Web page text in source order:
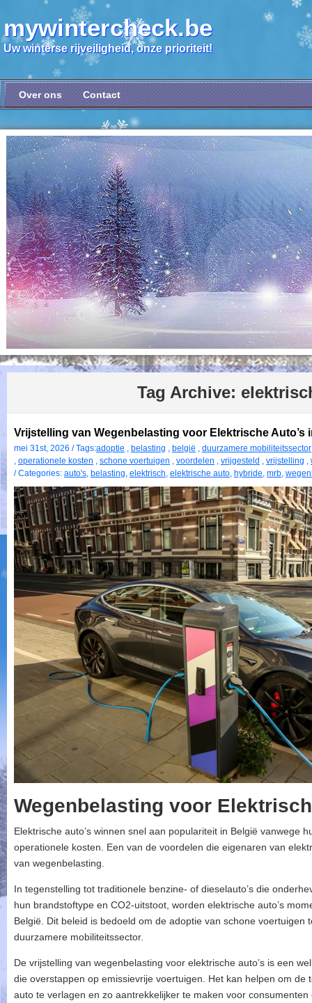
mywintercheck.be
Uw winterse rijveiligheid, onze prioriteit!
Over ons Contact
Tag Archive:
Vrijstelling van Wegenbelasting voor Elektrische Auto’s
mei 31st, 2026 / Tags:adoptie , belasting , belgië , duurzamere mobiliteitssector
, operationele kosten , schone voertuigen , voordelen , vrijgesteld , vrijstelling ,
/ Categories: auto's, belasting, elektrisch, elektrische auto, hybride, mrb,
Wegenbelasting voor
Elektrische auto’s winnen snel aan populariteit in België vanwege
operationele kosten. Een van de voordelen die eigenaren van
van wegenbelasting.
In tegenstelling tot traditionele benzine- of dieselauto’s die
hun brandstoftype en CO2-uitstoot, worden elektrische auto’s
België. Dit beleid is bedoeld om de adoptie van schone voertuigen
duurzamere mobiliteitssector.
De vrijstelling van wegenbelasting voor elektrische auto’s is een
die overstappen op emissievrije voertuigen. Het kan helpen om
auto te verlagen en zo aantrekkelijker te maken voor